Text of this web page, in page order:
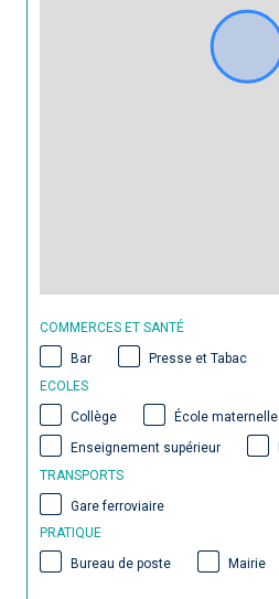
COMMERCES ET SANTÉ
Bar
Presse et Tabac
ECOLES
Collège
École maternelle
Enseignement supérieur
TRANSPORTS
Gare ferroviaire
PRATIQUE
Bureau de poste
Mairie